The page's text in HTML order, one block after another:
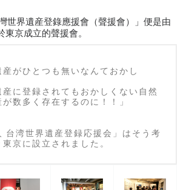
世界遺産登錄應援會（聲援會）」便是由
京成立的聲援會。
産がひとつも無いなんておかし
産に登録されてもおかしくない自然
数多く存在するのに！！」
台湾世界遺産登録応援会」はそう考
京に設立されました。